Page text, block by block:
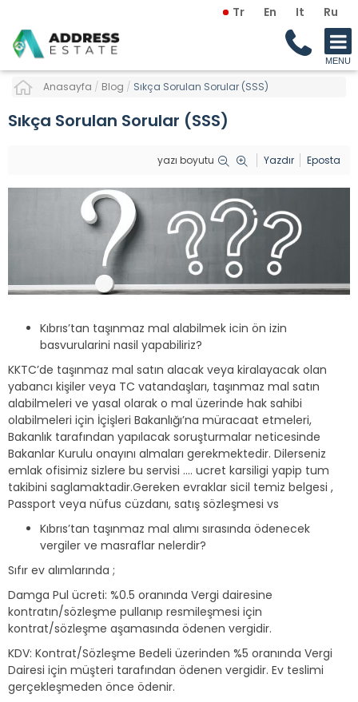
Tr En It Ru
Anasayfa / Blog / Sıkça Sorulan Sorular (SSS)
Sıkça Sorulan Sorular (SSS)
yazı boyutu Yazdır Eposta
Kıbrıs’tan taşınmaz mal alabilmek icin ön izin
basvurularini nasil yapabiliriz?
KKTC’de taşınmaz mal satın alacak veya kiralayacak olan
yabancı kişiler veya TC vatandaşları, taşınmaz mal satın
alabilmeleri ve yasal olarak o mal üzerinde hak sahibi
olabilmeleri için İçişleri Bakanlığı’na müracaat etmeleri,
Bakanlık tarafından yapılacak soruşturmalar neticesinde
Bakanlar Kurulu onayını almaları gerekmektedir. Dilerseniz
emlak ofisimiz sizlere bu servisi …. ucret karsiligi yapip tum
takibini saglamaktadir.Gereken evraklar sicil temiz belgesi ,
Passport veya nüfus cüzdanı, satış sözleşmesi vs
Kıbrıs’tan taşınmaz mal alımı sırasında ödenecek
vergiler ve masraflar nelerdir?
Sıfır ev alımlarında ;
Damga Pul ücreti: %0.5 oranında Vergi dairesine
kontratın/sözleşme pullanıp resmileşmesi için
kontrat/sözleşme aşamasında ödenen vergidir.
KDV: Kontrat/Sözleşme Bedeli üzerinden %5 oranında Vergi
Dairesi için müşteri tarafından ödenen vergidir. Ev teslimi
gerçekleşmeden önce ödenir.